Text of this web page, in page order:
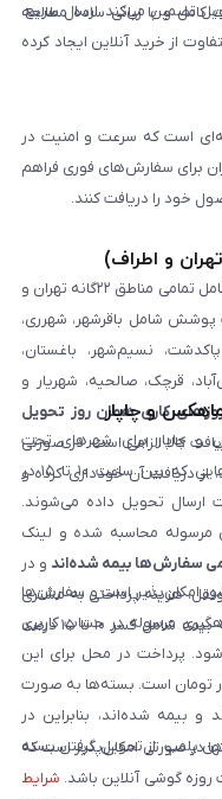
تضمین می‌کند. ارسال سریع،
از خرید آنلاین ایجاد کرده
کامل و با زبانی ساده مطالعه
است که سرعت و امنیت در
برای سفارش‌های فوری فراهم
خود را دریافت کنند.
و اطراف)
ارسال از طریق پیک موتوری در گوشی آنلاین شامل تمامی مناطق ۲۲گانه تهران و
شامل باقرشهر، شهرری،
نسیم‌شهر، باغستان،
قرچک، صالحیه، شهریار و
کاری همان روز تحویل
کالا الزامی است. در صورتی
دریافت آن خودداری کرده و
و چاپار
و چاپار برای شهرهای تحت
پوشش این شرکت‌ها فراهم است. سفارش‌هایی که بین ساعت ۱۰ تا ۱۵ در
ارسال تحویل داده می‌شوند.
مرسوله محاسبه شده و لینک
سفارش‌ها بیمه شده‌اند و در
هزینه پرداختی به مشتری
بازگردانده خواهد شد. توجه داشته باشید که بیمه شامل کسر ۱۰ تا ۱۵ درصد
امکان‌پذیر است و سفارش‌ها
مرسوله در حساب کاربری
پرداخت در محل برای این
نیست و هزینه ثابت ارسال ۹۹ هزار تومان است. بسته‌ها به صورت
بیمه شده‌اند، بنابراین در
از تحویل گرفتن بسته
در صورتی امکان‌پذیر است که
گوشی آنلاین باشد. شرایط